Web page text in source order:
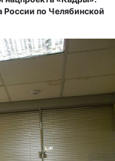
России по Челябинской